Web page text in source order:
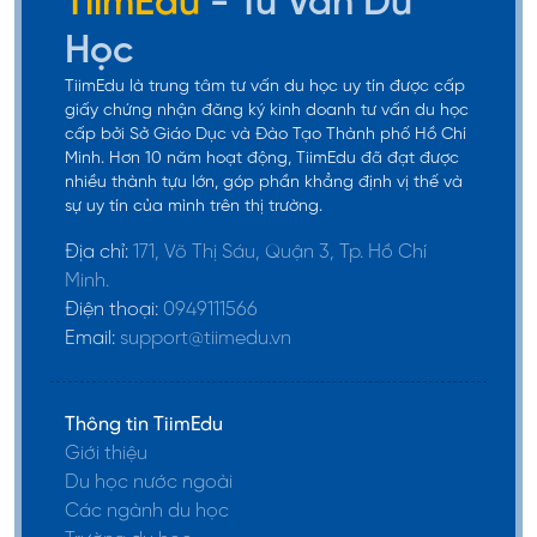
tập, kinh nghiệm làm việc,... của mình.
Bằng khen, giải thưởng
sao các bằng khen, giải thưởng đã đạt được.
Giấy chứng nhận tham gia các hoạt động ngoại
khóatrong trường hoặc các tổ chức phi lợi
nhuận cấp.
Lưu ý: Nên tìm hiểu kỹ các chương trình học bổng,
bao gồm các yêu cầu của chương trình, thời hạn
nộp hồ sơ và các thông tin khác trên trang
trường.
Học
TiimEdu là trung tâm tư vấn du học uy tín được cấp
giấy chứng nhận đăng ký kinh doanh tư vấn du học
cấp bởi Sở Giáo Dục và Đào Tạo Thành phố Hồ Chí
Minh. Hơn 10 năm hoạt động, TiimEdu đã đạt được
nhiều thành tựu lớn, góp phần khẳng định vị thế và
sự uy tín của mình trên thị trường.
Địa chỉ: 171, Võ Thị Sáu, Quận 3, Tp. Hồ Chí
Minh.
Điện thoại: 0949111566
Email: support@tiimedu.vn
Thông tin TiimEdu
Giới thiệu
Du học nước ngoài
Các ngành du học